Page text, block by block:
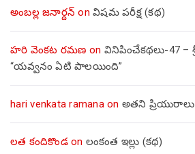
అంబల్ల జనార్దన్ on విషమ పరీక్ష (క‌థ‌)
హరి వెంకట రమణ on వినిపించేకథలు-47 –
“యవ్వనం ఏటి పాలయింది”
hari venkata ramanaon అతని
లత కందికొండon లంకంత ఇల్లు (కథ)